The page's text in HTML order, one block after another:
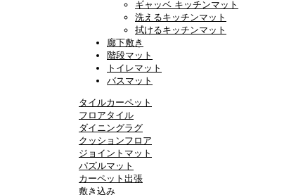
ギャッベ キッチンマット
洗えるキッチンマット
拭けるキッチンマット
廊下敷き
階段マット
トイレマット
バスマット
タイルカーペット
フロアタイル
ダイニングラグ
クッションフロア
ジョイントマット
パズルマット
カーペット出張
敷き込み